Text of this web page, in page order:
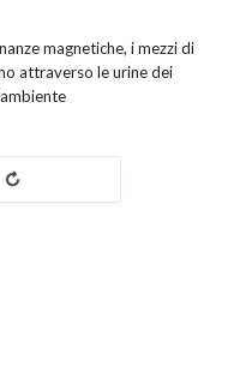
magnetiche, i mezzi di
attraverso le urine dei